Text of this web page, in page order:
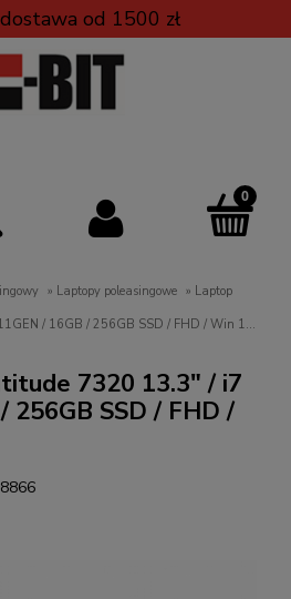
od 1500 zł
» Laptopy poleasingowe » Laptop
/ 16GB / 256GB SSD / FHD / Win 10
7320 13.3" / i7
256GB SSD / FHD /